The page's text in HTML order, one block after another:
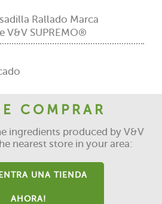
Rallado Marca
V&V SUPREMO®
COMPRAR
ingredients produced by V&V
nearest store in your area:
UNA TIENDA
AHORA!